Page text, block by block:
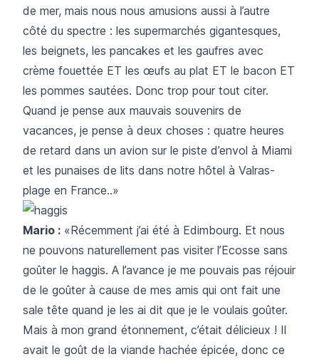
de mer, mais nous nous amusions aussi à l’autre
côté du spectre : les supermarchés gigantesques,
les beignets, les pancakes et les gaufres avec
crème fouettée ET les œufs au plat ET le bacon ET
les pommes sautées. Donc trop pour tout citer.
Quand je pense aux mauvais souvenirs de
vacances, je pense à deux choses : quatre heures
de retard dans un avion sur le piste d’envol à Miami
et les punaises de lits dans notre hôtel à Valras-
plage en France..»
Mario : «Récemment j’ai été à Edimbourg. Et nous
ne pouvons naturellement pas visiter l’Ecosse sans
goûter le haggis. A l’avance je me pouvais pas réjouir
de le goûter à cause de mes amis qui ont fait une
sale tête quand je les ai dit que je le voulais goûter.
Mais à mon grand étonnement, c’était délicieux ! Il
avait le goût de la viande hachée épicée, donc ce